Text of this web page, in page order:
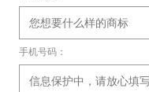
手机号码：